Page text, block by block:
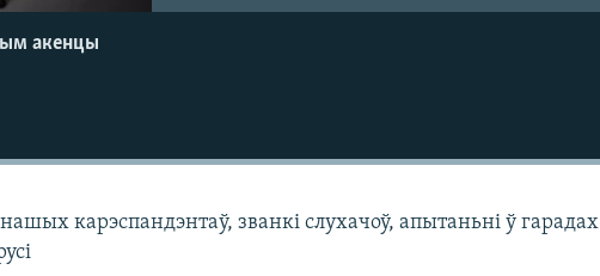
акенцы
карэспандэнтаў, званкі слухачоў, апытаньні ў гарадах